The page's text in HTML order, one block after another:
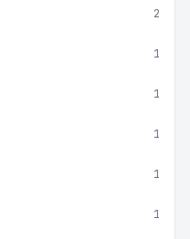
2
1
1
1
1
1